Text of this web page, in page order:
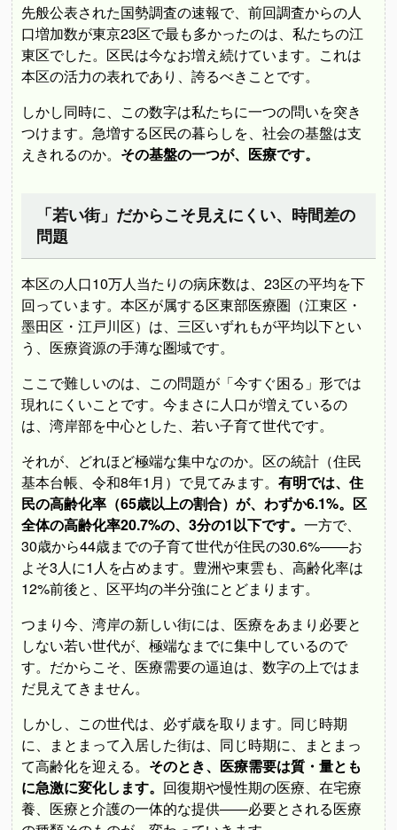
先般公表された国勢調査の速報で、前回調査からの人
口増加数が東京23区で最も多かったのは、私たちの江
東区でした。区民は今なお増え続けています。これは
本区の活力の表れであり、誇るべきことです。
しかし同時に、この数字は私たちに一つの問いを突き
つけます。急増する区民の暮らしを、社会の基盤は支
えきれるのか。 その基盤の一つが、医療です。
「若い街」だからこそ見えにくい、時間差の
問題
本区の人口10万人当たりの病床数は、23区の平均を下
回っています。本区が属する区東部医療圏（江東区・
墨田区・江戸川区）は、三区いずれもが平均以下とい
う、医療資源の手薄な圏域です。
ここで難しいのは、この問題が「今すぐ困る」形では
現れにくいことです。今まさに人口が増えているの
は、湾岸部を中心とした、若い子育て世代です。
それが、どれほど極端な集中なのか。区の統計（住民
基本台帳、令和8年1月）で見てみます。有明では、住
民の高齢化率（65歳以上の割合）が、わずか6.1%。区
全体の高齢化率20.7%の、3分の1以下です。一方で、
30歳から44歳までの子育て世代が住民の30.6%――お
よそ3人に1人を占めます。豊洲や東雲も、高齢化率は
12%前後と、区平均の半分強にとどまります。
つまり今、湾岸の新しい街には、医療をあまり必要と
しない若い世代が、極端なまでに集中しているので
す。だからこそ、医療需要の逼迫は、数字の上ではま
だ見えてきません。
しかし、この世代は、必ず歳を取ります。同じ時期
に、まとまって入居した街は、同じ時期に、まとまっ
て高齢化を迎える。 そのとき、医療需要は質・量とも
に急激に変化します。 回復期や慢性期の医療、在宅療
養、医療と介護の一体的な提供――必要とされる医療